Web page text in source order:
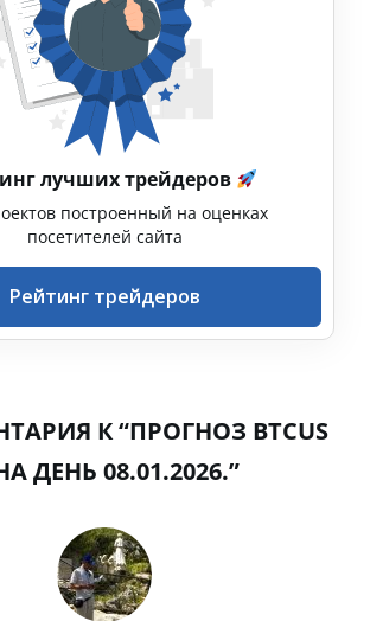
лучших трейдеров
построенный на оценках
посетителей сайта
Рейтинг трейдеров
К “ПРОГНОЗ BTCUS
ДЕНЬ 08.01.2026.”